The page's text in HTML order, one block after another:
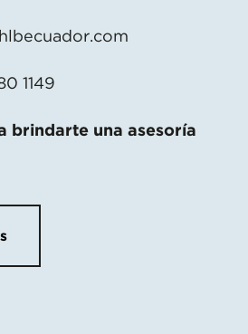
1149
brindarte una asesoría